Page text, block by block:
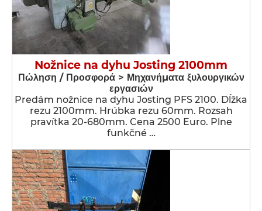
Nožnice na dyhu Josting 2100mm
Πώληση / Προσφορά > Μηχανήματα ξυλουργικών
εργασιών
Predám nožnice na dyhu Josting PFS 2100. Dĺžka
rezu 2100mm. Hrúbka rezu 60mm. Rozsah
pravítka 20-680mm. Cena 2500 Euro. Plne
funkčné …